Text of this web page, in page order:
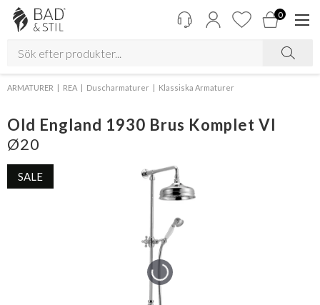
0
ARMATURER REA Duscharmaturer Klassiska Armaturer
Old England 1930 Brus Komplet VI
Ø20
SALE